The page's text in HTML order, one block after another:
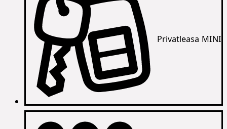
Privatleasa MINI